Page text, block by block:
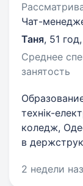
Чат-
Таня, 51 год,
Среднее
занятость
технік-
коледж,
в
2 недели